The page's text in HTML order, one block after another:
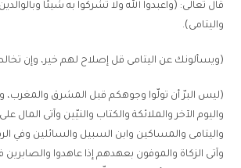
قال تعالى: (واعبدوا الله ولا تشركوا به شيئاً
واليتامى).
(ويسألونك عن اليتامى قل إصلاح لهم خير، وإن
(ليس البرّ أن تولّوا وجوهكم قبل المشرق والمغرب،
واليوم الآخر والملائكة والكتاب والنيّين وآتى المال
واليتامى والمساكين وابن السبيل والسائلين وفي
وآتى الزكاة والموفون بعهدهم إذا عاهدوا والصابرين